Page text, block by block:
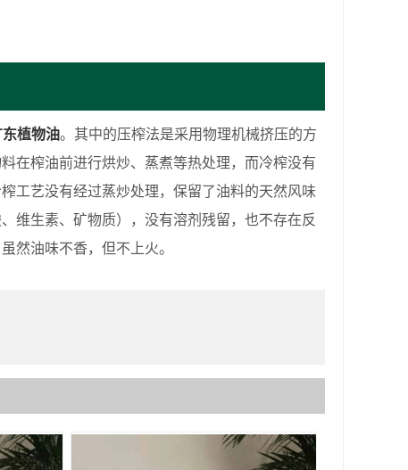
东植物油。其中的压榨法是采用物理机械挤压的方
在榨油前进行烘炒、蒸煮等热处理，而冷榨没有
工艺没有经过蒸炒处理，保留了油料的天然风味
维生素、矿物质），没有溶剂残留，也不存在反
然油味不香，但不上火。